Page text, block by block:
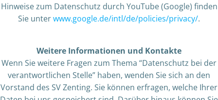
Hinweise zum Datenschutz durch YouTube (Google) finden
Sie unterwww.google.de/intl/de/policies/privacy/.
Weitere Informationen und Kontakte
Wenn Sie weitere Fragen zum Thema “Datenschutz bei der
verantwortlichen Stelle” haben, wenden Sie sich an den
Vorstand des SV Zenting. Sie können erfragen, welche Ihrer